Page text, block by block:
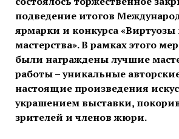
подведение итогов
ярмарки и конкурса «Виртуозы
мастерства». В рамках этого
были награждены лучшие
работы – уникальные
настоящие произведения
украшением выставки,
зрителей и членов жюри.